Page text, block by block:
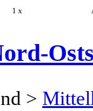
1 x
>